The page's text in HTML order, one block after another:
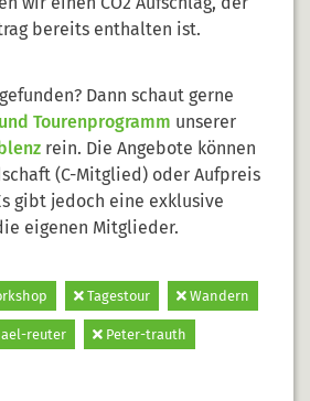
bereits enthalten ist.
Dann schaut gerne
Tourenprogramm unserer
rein. Die Angebote können
(C-Mitglied) oder Aufpreis
gibt jedoch eine exklusive
eigenen Mitglieder.
Tagestour Wandern
reuter Peter-trauth